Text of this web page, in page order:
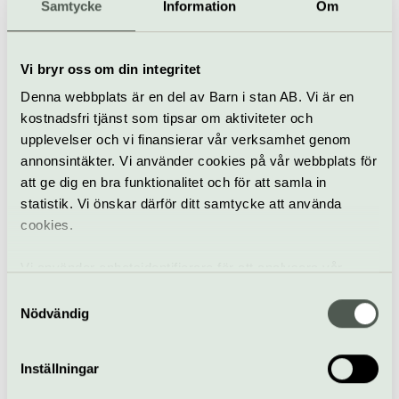
Samtycke Information Om
Vi bryr oss om din integritet
Denna webbplats är en del av Barn i stan AB. Vi är en
kostnadsfri tjänst som tipsar om aktiviteter och
upplevelser och vi finansierar vår verksamhet genom
annonsintäkter. Vi använder cookies på vår webbplats för
att ge dig en bra funktionalitet och för att samla in
statistik. Vi önskar därför ditt samtycke att använda
cookies.
samt tillhandahålla funktioner för sociala medier. Vi
vidarebefordrar även sådana identifierare och annan
information från din enhet till de sociala medier och
annons- och analysföretag som vi samarbetar med.
Nödvändig
Inställningar
Konsert
15 oktober